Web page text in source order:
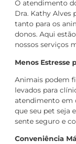
O atendimento
Dra. Kathy Alves
tanto para os
donos. Aqui
nossos serviços
Menos Estresse
Animais podem
levados para
atendimento em
que seu pet seja
sente seguro e
Conveniência